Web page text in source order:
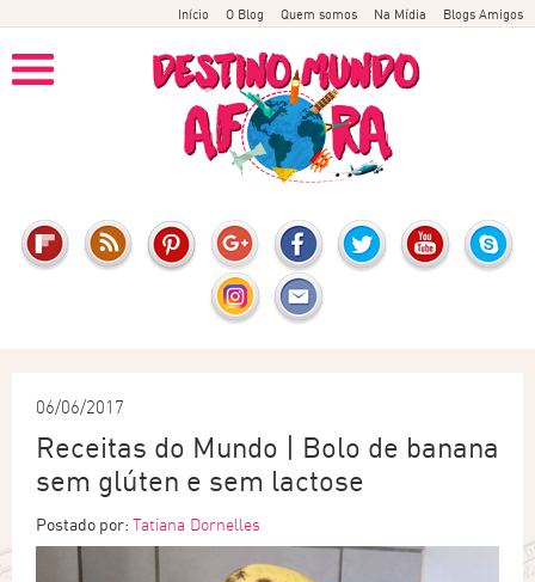
Início O Blog Quem somos Na Mídia Blogs Amigos
06/06/2017
Receitas do Mundo | Bolo de banana
sem glúten e sem lactose
Postado por: Tatiana Dornelles